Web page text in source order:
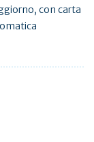
con carta